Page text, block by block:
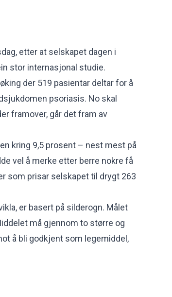
etter at selskapet dagen i
stor internasjonal studie.
der 519 pasientar deltar for å
psoriasis. No skal
framover, går det fram av
kring 9,5 prosent – nest mest på
vel å merke etter berre nokre få
som prisar selskapet til drygt 263
er basert på silderogn. Målet
må gjennom to større og
å bli godkjent som legemiddel,